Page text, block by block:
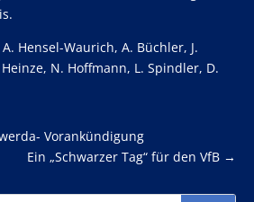
Hensel-Waurich, A. Büchler, J.
N. Hoffmann, L. Spindler, D.
Vorankündigung
Ein „Schwarzer Tag“ für den VfB →